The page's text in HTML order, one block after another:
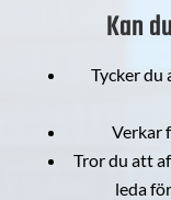
Kan
Tycker du
Verkar
Tror du att
leda